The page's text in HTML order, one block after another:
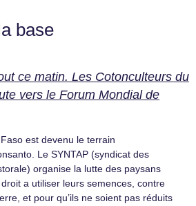
base
ce matin. Les Cotonculteurs du
vers le Forum Mondial de
est devenu le terrain
Le SYNTAP (syndicat des
organise la lutte des paysans
a utiliser leurs semences, contre
et pour qu’ils ne soient pas réduits